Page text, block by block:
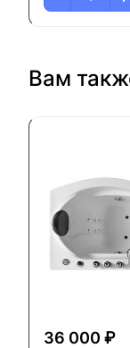
Вам
36 000 ₽